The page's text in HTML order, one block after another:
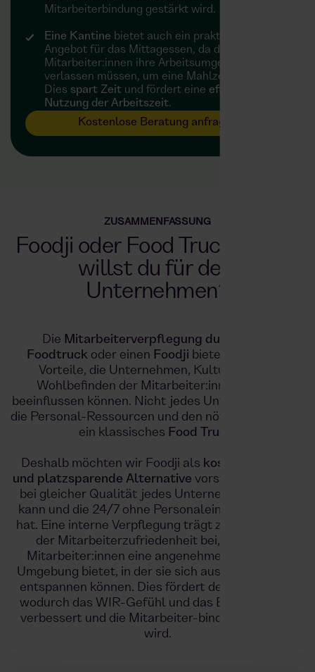
Mitarbeiterbindung gestärkt wird.
Eine Kantine bietet auch ein praktisches
Angebot für das Mittagessen, da die
Mitarbeiter:innen ihre Arbeitsumgebung nicht
verlassen müssen, um eine Mahlzeit zu finden.
Dies spart Zeit und fördert eine effiziente
Nutzung der Arbeitszeit.
Kostenlose Beratung anfragen
ZUSAMMENFASSUNG
Foodji oder Food Truck? Was
willst du für dein
Unternehmen?
Die Mitarbeiterverpflegung durch einen
Foodtruck oder einen Foodji bietet zahlreiche
Vorteile, die Unternehmen, Kultur und das
Wohlbefinden der Mitarbeiter:innen positiv
beeinflussen können. Nicht jedes Unternehmen hat
die Personal-Ressourcen und den nötigen Platz, für
ein klassisches Food Truck
Deshalb möchten wir Foodji als kostengünstige
und platzsparende Alternative vorstellen, die sich
bei gleicher Qualität jedes Unternehmen leisten
kann und die 24/7 ohne Personaleinsatz geöffnet
hat. Eine interne Verpflegung trägt zur Steigerung
der Mitarbeiterzufriedenheit bei, da sie den
Mitarbeiter:innen eine angenehme und soziale
Umgebung bietet, in der sie sich austauschen und
entspannen können. Dies fördert den Austausch,
wodurch das WIR-Gefühl und das Betriebsklima
verbessert und die Mitarbeiter-bindung gestärkt
wird.